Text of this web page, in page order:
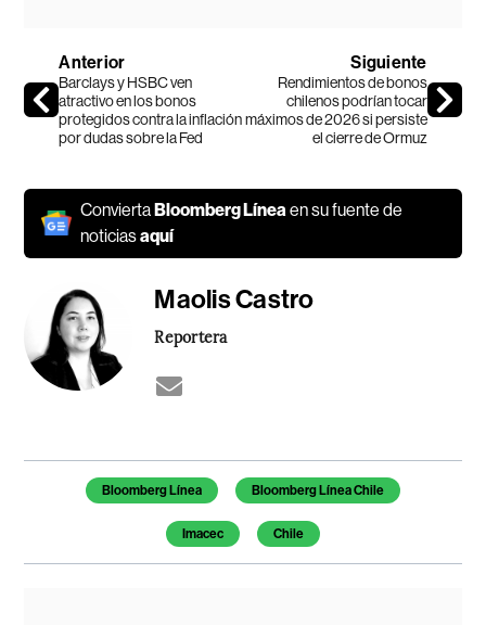
Anterior
Barclays y HSBC ven
atractivo en los bonos
protegidos contra la inflación
por dudas sobre la Fed
Siguiente
Rendimientos de bonos
chilenos podrían tocar
máximos de 2026 si persiste
el cierre de Ormuz
ConviertaBloomberg Línea en su fuente de
noticiasaquí
Maolis Castro
Reportera
Temas de este artículo
Bloomberg Línea Bloomberg Línea Chile
Imacec Chile